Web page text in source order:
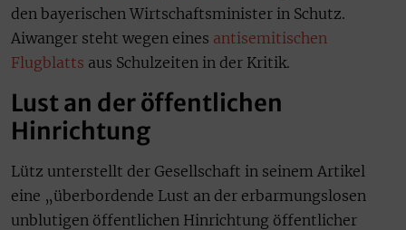
den bayerischen Wirtschaftsminister in Schutz.
Aiwanger steht wegen eines antisemitischen
Flugblatts aus Schulzeiten in der Kritik.
Lust an der öffentlichen
Hinrichtung
Lütz unterstellt der Gesellschaft in seinem Artikel
eine „überbordende Lust an der erbarmungslosen
unblutigen öffentlichen Hinrichtung öffentlicher